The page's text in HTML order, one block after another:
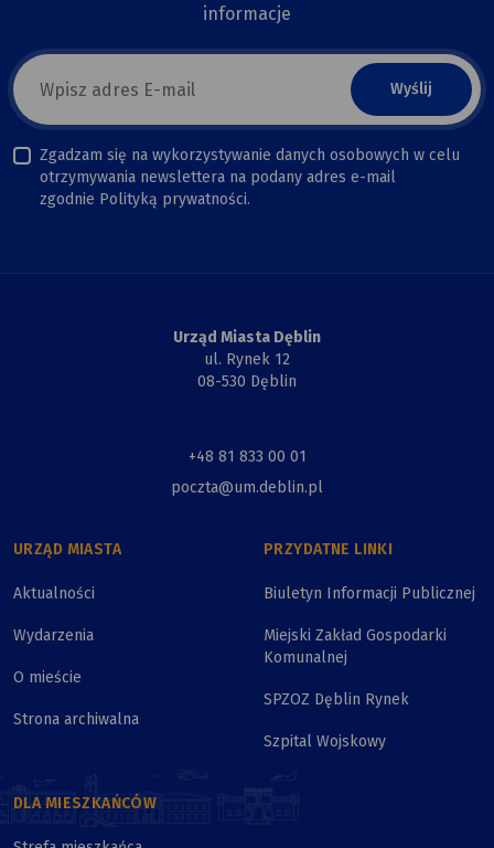
informacje
E-
mail
newsletter
Zgadzam się na wykorzystywanie danych osobowych w celu
otrzymywania newslettera na podany adres e-mail
zgodnie Polityką prywatności.
Urząd Miasta Dęblin
ul. Rynek 12
08-530 Dęblin
+48 81 833 00 01
poczta@um.deblin.pl
URZĄD MIASTA
Aktualności
Wydarzenia
O mieście
Strona archiwalna
PRZYDATNE LINKI
Biuletyn Informacji Publicznej
Miejski Zakład Gospodarki
Komunalnej
SPZOZ Dęblin Rynek
Szpital Wojskowy
DLA MIESZKAŃCÓW